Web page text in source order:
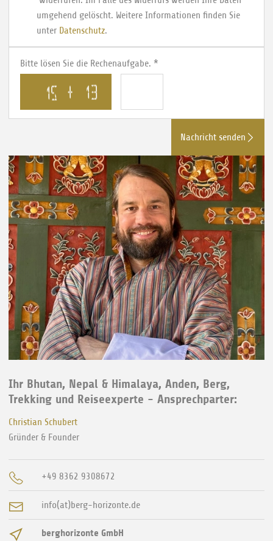
umgehend gelöscht. Weitere Informationen finden Sie
unter Datenschutz.
Bitte lösen Sie die Rechenaufgabe. *
Nachricht senden
Ihr Bhutan, Nepal & Himalaya, Anden, Berg,
Trekking und Reiseexperte - Ansprechparter:
Christian Schubert
Gründer & Founder
+49 8362 9308672
info(at)berg-horizonte.de
berghorizonte GmbH